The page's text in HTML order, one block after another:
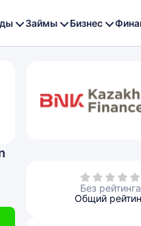
Займы Бизнес
Без рейтинга
Общий